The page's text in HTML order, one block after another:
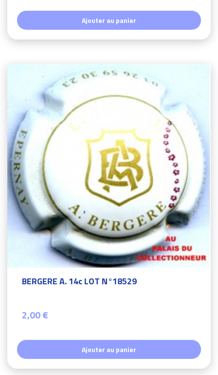
Ajouter au panier
BERGERE A. 14c LOT N°18529
2,00 €
Ajouter au panier